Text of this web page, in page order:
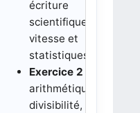
écriture
scientifique,
vitesse et
statistiques.
Exercice 2 :
arithmétique,
divisibilité,